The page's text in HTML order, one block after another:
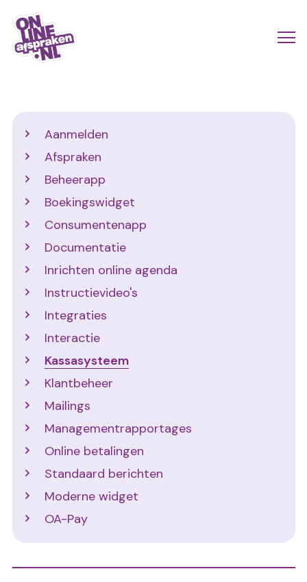
Naar
hoofdinhoud
Aanmelden
Afspraken
Beheerapp
Boekingswidget
Consumentenapp
Documentatie
Inrichten online agenda
Instructievideo's
Integraties
Interactie
Kassasysteem
Klantbeheer
Mailings
Managementrapportages
Online betalingen
Standaard berichten
Moderne widget
OA-Pay